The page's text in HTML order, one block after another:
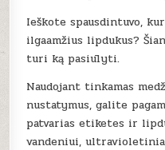
Ieškote spausdintuvo,
ilgaamžius lipdukus?
turi ką pasiūlyti.
Naudojant tinkamas
nustatymus, galite
patvarias etiketes ir
vandeniui,